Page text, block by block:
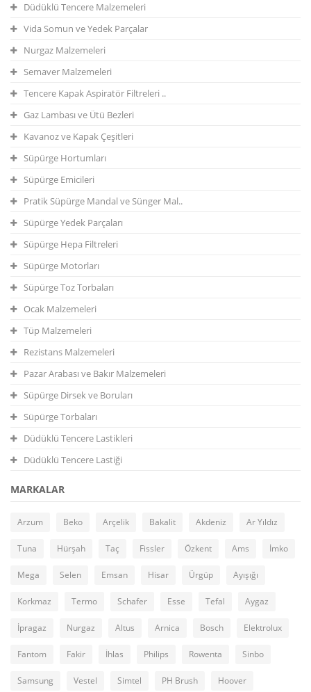
Düdüklü Tencere Malzemeleri
Vida Somun ve Yedek Parçalar
Nurgaz Malzemeleri
Semaver Malzemeleri
Tencere Kapak Aspiratör Filtreleri ..
Gaz Lambası ve Ütü Bezleri
Kavanoz ve Kapak Çeşitleri
Süpürge Hortumları
Süpürge Emicileri
Pratik Süpürge Mandal ve Sünger Mal..
Süpürge Yedek Parçaları
Süpürge Hepa Filtreleri
Süpürge Motorları
Süpürge Toz Torbaları
Ocak Malzemeleri
Tüp Malzemeleri
Rezistans Malzemeleri
Pazar Arabası ve Bakır Malzemeleri
Süpürge Dirsek ve Boruları
Süpürge Torbaları
Düdüklü Tencere Lastikleri
Düdüklü Tencere Lastiği
MARKALAR
Arzum Beko Arçelik Bakalit Akdeniz Ar Yıldız
Tuna Hürşah Taç Fissler Özkent Ams İmko
Mega Selen Emsan Hisar Ürgüp Ayışığı
Korkmaz Termo Schafer Esse Tefal Aygaz
İpragaz Nurgaz Altus Arnica Bosch Elektrolux
Fantom Fakir İhlas Philips Rowenta Sinbo
Samsung Vestel Simtel PH Brush Hoover